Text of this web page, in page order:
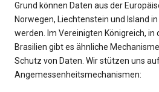
Grund können Daten aus der
Norwegen, Liechtenstein und Island
werden. Im Vereinigten Königreich, in
Brasilien gibt es ähnliche
Schutz von Daten. Wir stützen uns
Angemessenheitsmechanismen: